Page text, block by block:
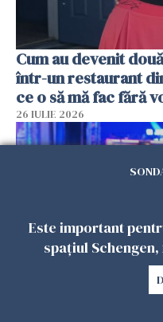
Cum au devenit
într-un restaurant
ce o să mă fac fără
26 IULIE 2026
Este important
spațiul